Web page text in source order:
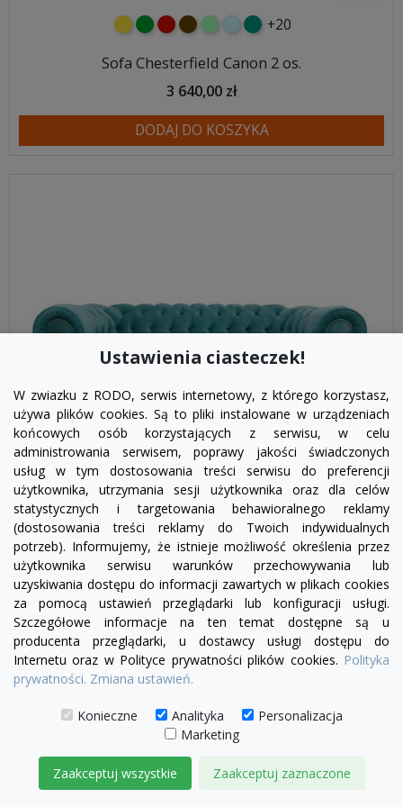
żółtyzielonyczerwony
czekoladowy
miętowybłękitny
turkusowy
+20
Sofa Chesterfield Canon 2 os.
3 640,00 zł
DODAJ DO KOSZYKA
visibility
żółtyzielony
czerwony
czekoladowy
miętowy
błękitny
turkusowy
+28
Sofa Chesterfield Canon 2 os.
4 230,00 zł
DODAJ DO KOSZYKA
Ustawienia ciasteczek!
W zwiazku z RODO, serwis internetowy, z którego korzystasz,
używa plików cookies. Są to pliki instalowane w urządzeniach
końcowych osób korzystających z serwisu, w celu
administrowania serwisem, poprawy jakości świadczonych
usług w tym dostosowania treści serwisu do preferencji
użytkownika, utrzymania sesji użytkownika oraz dla celów
statystycznych i targetowania behawioralnego reklamy
(dostosowania treści reklamy do Twoich indywidualnych
potrzeb). Informujemy, że istnieje możliwość określenia przez
użytkownika serwisu warunków przechowywania lub
uzyskiwania dostępu do informacji zawartych w plikach cookies
za pomocą ustawień przeglądarki lub konfiguracji usługi.
Szczegółowe informacje na ten temat dostępne są u
producenta przeglądarki, u dostawcy usługi dostępu do
Internetu oraz w Polityce prywatności plików cookies. Polityka
prywatności. Zmiana ustawień.
Konieczne Analityka
Personalizacja
Marketing
Zaakceptuj wszystkie Zaakceptuj zaznaczone